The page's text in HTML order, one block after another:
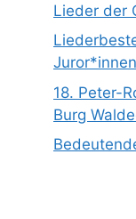
Lieder der
18. Peter-
Burg